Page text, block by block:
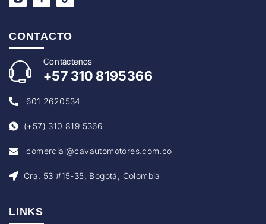
CONTACTO
Contáctenos
+57 310 8195366
601 2620534
(+57) 310 819 5366
comercial@cavautomotores.com.co
Cra. 53 #15-35, Bogotá, Colombia
LINKS